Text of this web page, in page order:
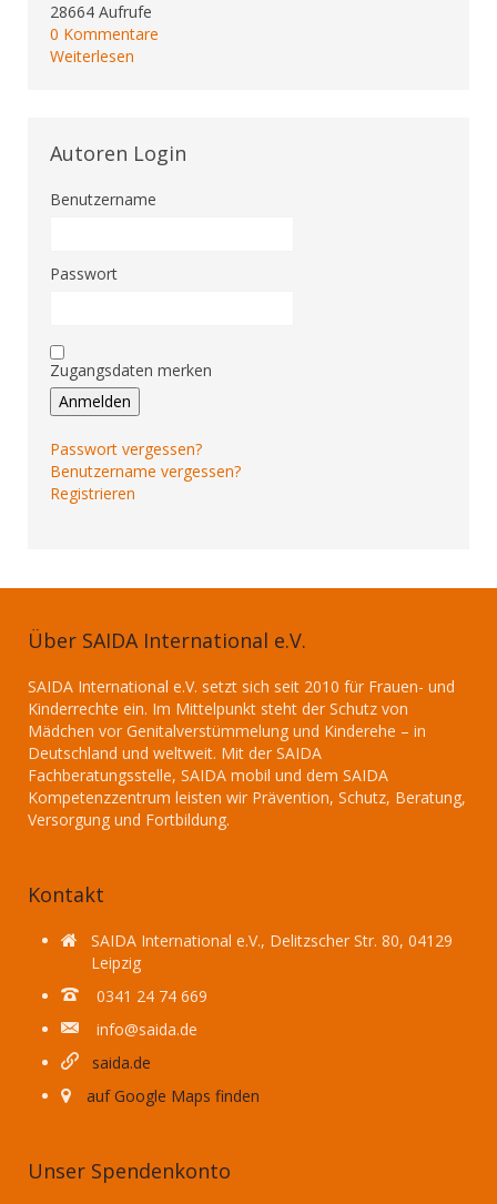
28664 Aufrufe
0 Kommentare
Weiterlesen
Autoren Login
Benutzername
Passwort
Zugangsdaten merken
Anmelden
Passwort vergessen?
Benutzername vergessen?
Registrieren
Über SAIDA International e.V.
SAIDA International e.V. setzt sich seit 2010 für Frauen- und
Kinderrechte ein. Im Mittelpunkt steht der Schutz von
Mädchen vor Genitalverstümmelung und Kinderehe – in
Deutschland und weltweit. Mit der SAIDA
Fachberatungsstelle, SAIDA mobil und dem SAIDA
Kompetenzzentrum leisten wir Prävention, Schutz, Beratung,
Versorgung und Fortbildung.
Kontakt
SAIDA International e.V., Delitzscher Str. 80, 04129
Leipzig
0341 24 74 669
info@saida.de
saida.de
auf Google Maps finden
Unser Spendenkonto